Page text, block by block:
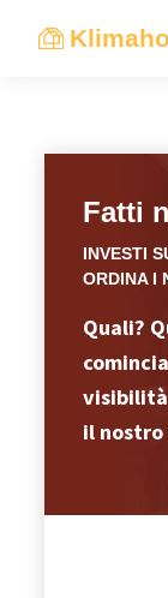
Fatti
INVESTI
ORDINA I
Quali?
il